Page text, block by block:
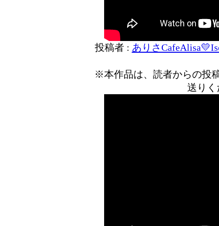
投稿者 : ありさ
※本作品は、読者からの投
送り